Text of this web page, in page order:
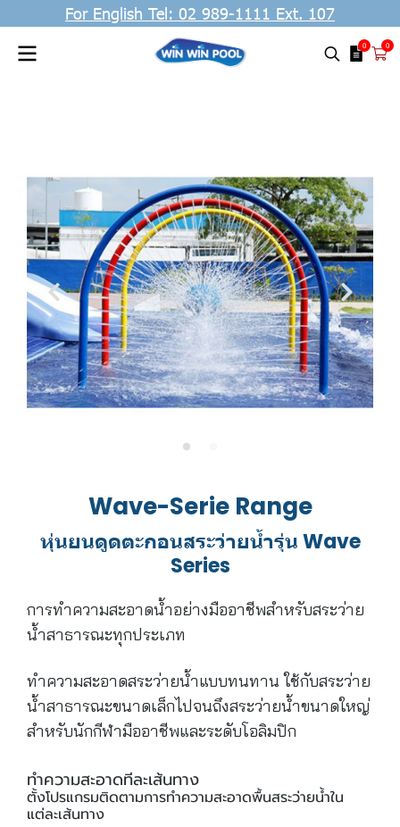
For English Tel: 02 989-1111 Ext. 107
0 0
Wave-Serie Range
หุ่นยนดูดตะกอนสระว่ายน้ำรุ่น Wave
Series
การทำความสะอาดน้ำอย่างมืออาชีพสำหรับสระว่าย
น้ำสาธารณะทุกประเภท
ทำความสะอาดสระว่ายน้ำแบบทนทาน ใช้กับสระว่าย
น้ำสาธารณะขนาดเล็กไปจนถึงสระว่ายน้ำขนาดใหญ่
สำหรับนักกีฬามืออาชีพและระดับโอลิมปิก
ทำความสะอาดทีละเส้นทาง
ตั้งโปรแกรมติดตามการทำความสะอาดพื้นสระว่ายน้ำใน
แต่ละเส้นทาง